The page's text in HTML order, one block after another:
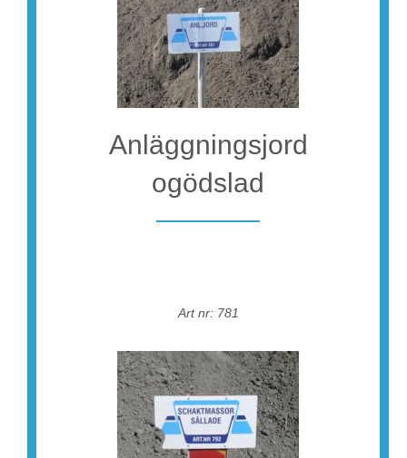
Anläggningsjord
ogödslad
Art nr: 781